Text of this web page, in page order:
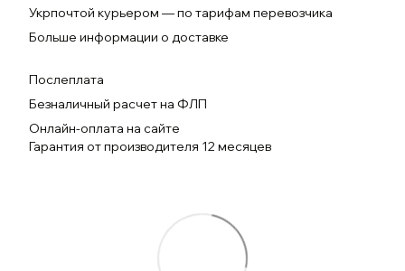
Укрпочтой курьером — по тарифам перевозчика
Больше информации о доставке
Послеплата
Безналичный расчет на ФЛП
Онлайн-оплата на сайте
Гарантия от производителя 12 месяцев